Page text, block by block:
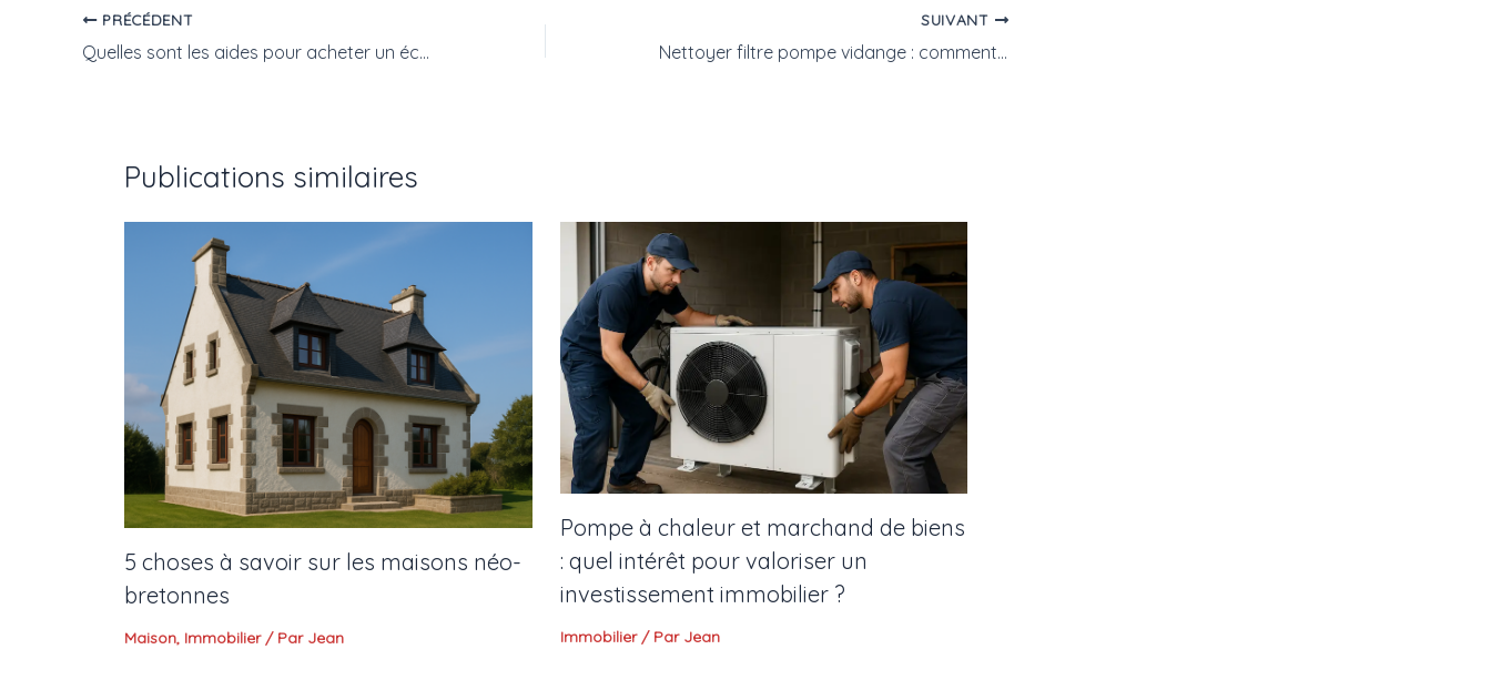
PRÉCÉDENT
Quelles sont les aides pour acheter un échafaudage ?
SUIVANT
Nettoyer filtre pompe vidange : comment procéder efficacement ?
Publications similaires
5 choses à savoir sur les maisons néo-
bretonnes
Maison, Immobilier/ Par Jean
Pompe à chaleur et marchand de biens
: quel intérêt pour valoriser un
investissement immobilier ?
Immobilier/ Par Jean